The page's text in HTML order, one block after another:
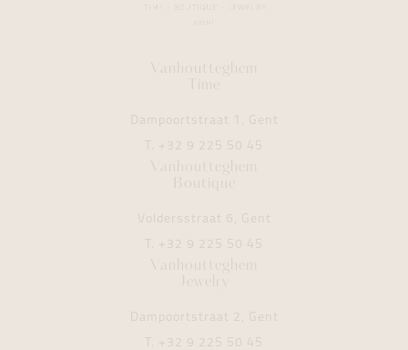
Vanhoutteghem
Time
Dampoortstraat 1, Gent
T. +32 9 225 50 45
Vanhoutteghem
Boutique
Voldersstraat 6, Gent
T. +32 9 225 50 45
Vanhoutteghem
Jewelry
Dampoortstraat 2, Gent
T. +32 9 225 50 45